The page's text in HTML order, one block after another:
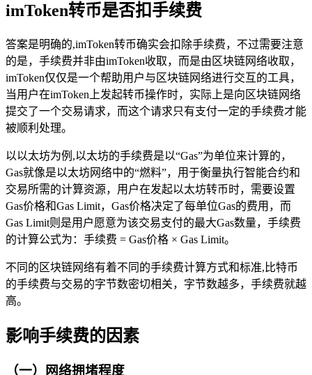
imToken转币是否扣手续费
答案是明确的,imToken转币确实会扣除手续费，不过需要注意
的是，手续费并非由imToken收取，而是由区块链网络收取，
imToken仅仅是一个帮助用户与区块链网络进行交互的工具，
当用户在imToken上发起转币操作时，实际上是向区块链网络
提交了一个交易请求，而这个请求只有支付一定的手续费才能
被顺利处理。
以以太坊为例,以太坊的手续费是以“Gas”为单位来计算的，
Gas就像是以太坊网络中的“燃料”，用于衡量执行智能合约和
交易所需的计算资源，用户在发起以太坊转币时，需要设置
Gas价格和Gas Limit，Gas价格决定了每单位Gas的费用，而
Gas Limit则是用户愿意为该交易支付的最大Gas数量，手续费
的计算公式为：手续费 = Gas价格 × Gas Limit。
不同的区块链网络有着不同的手续费计算方式和标准,比特币
的手续费与交易的字节数密切相关，字节数越多，手续费就越
高。
影响手续费的因素
（一）网络拥堵程度